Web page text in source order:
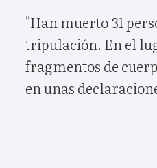
"Han muerto 31
tripulación. En el
fragmentos de
en unas